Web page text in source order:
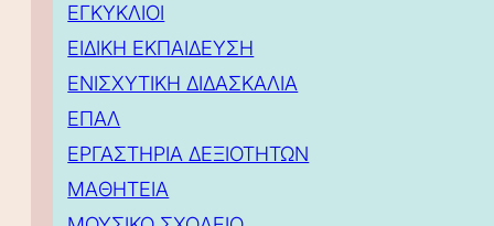
ΕΓΚΥΚΛΙΟΙ
ΕΙΔΙΚΗ ΕΚΠΑΙΔΕΥΣΗ
ΕΝΙΣΧΥΤΙΚΗ ΔΙΔΑΣΚΑΛΙΑ
ΕΠΑΛ
ΕΡΓΑΣΤΗΡΙΑ ΔΕΞΙΟΤΗΤΩΝ
ΜΑΘΗΤΕΙΑ